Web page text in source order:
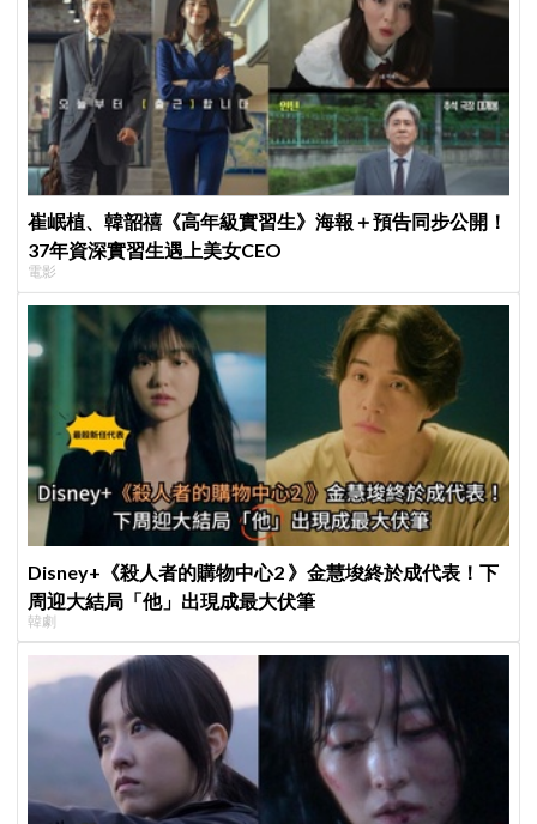
崔岷植、韓韶禧《高年級實習生》海報＋預告同步公開！
37年資深實習生遇上美女CEO
電影
Disney+《殺人者的購物中心2 》金慧埈終於成代表！下
周迎大結局「他」出現成最大伏筆
韓劇